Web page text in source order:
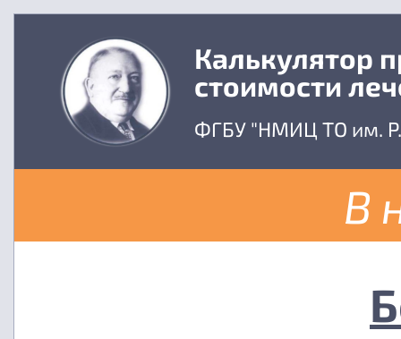
Калькулятор
стоимости
ФГБУ "НМИЦ ТО им.
В